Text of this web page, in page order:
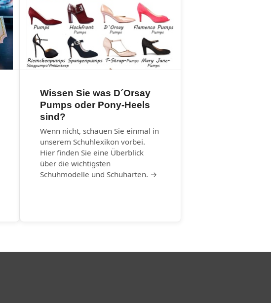
Wissen Sie was D´Orsay
Pumps oder Pony-Heels
sind?
Wenn nicht, schauen Sie einmal in
unserem Schuhlexikon vorbei.
Hier finden Sie eine Überblick
über die wichtigsten
Schuhmodelle und Schuharten. →